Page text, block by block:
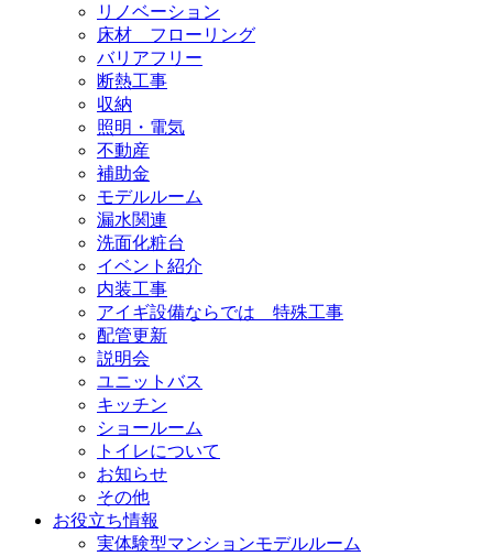
リノベーション
床材 フローリング
バリアフリー
断熱工事
収納
照明・電気
不動産
補助金
モデルルーム
漏水関連
洗面化粧台
イベント紹介
内装工事
アイギ設備ならでは 特殊工事
配管更新
説明会
ユニットバス
キッチン
ショールーム
トイレについて
お知らせ
その他
お役立ち情報
実体験型マンションモデルルーム